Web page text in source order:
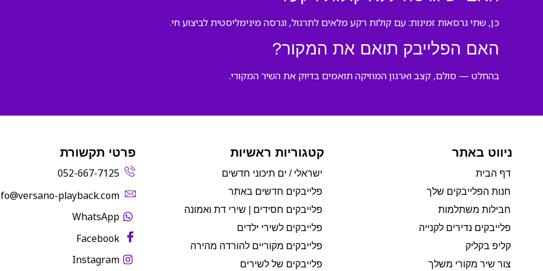
כן, שתי גרסאות זמינות: עם קולות רקע מלאים לתרגול, וגרסה מינימליסטית לביצוע חי.
האם הפלייבק תואם את המקור?
בהחלט — סולם, קצב וארגון המוזיקה תואמים בדיוק את השיר המקורי.
ניווט באתר
דף הבית
חנות הפלייבקים שלך
חבילות משתלמות
פלייבקים נדירים לקנייה
קליפ בקליק
צור שיר מקורי משלך
קטגוריות ראשיות
ישראלי / ים תיכוני חדשים
פלייבקים חדשים באתר
פלייבקים חסידים | שירי דת ואמונה
פלייבקים לשירי ילדים
פלייבקים מקוריים להורדה מהירה
פלייבקים של לשירים
פרטי תקשורת
052-667-7125
playback.com‬
WhatsApp
Facebook
Instagram